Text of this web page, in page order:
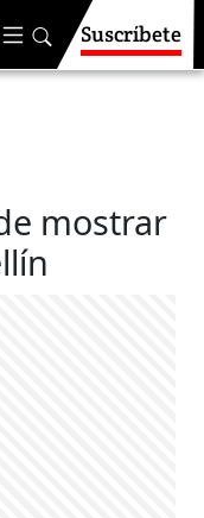
Suscríbete
mostrar